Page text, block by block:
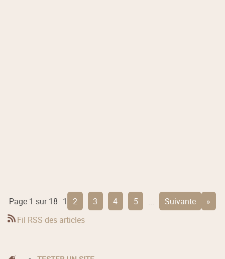
Page 1 sur 18 1 2 3 4 5 ... suivante
»
Fil RSS des articles